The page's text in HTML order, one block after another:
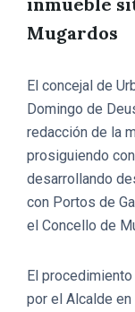
Mugardos
El concejal de
Domingo de
redacción de la
prosiguiendo
desarrollando
con Portos de
el Concello de
El
por el Alcalde